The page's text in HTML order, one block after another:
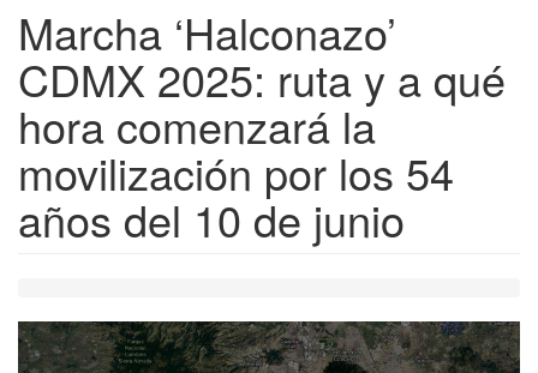
Marcha ‘Halconazo’
CDMX 2025: ruta y a qué
hora comenzará la
movilización por los 54
años del 10 de junio